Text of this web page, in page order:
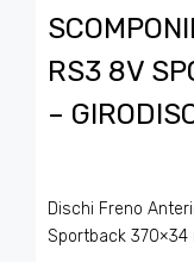
RS3 8V
–
Dischi Freno
Sportback 370×34